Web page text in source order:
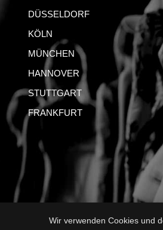
DÜSSELDORF
KÖLN
MÜNCHEN
HANNOVER
STUTTGART
FRANKFURT
Wir verwenden Cookies und